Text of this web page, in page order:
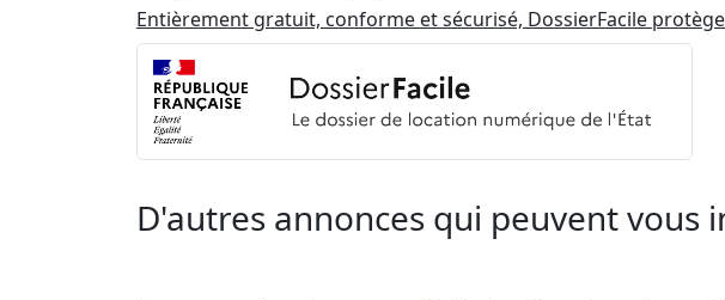
Entièrement gratuit, conforme et sécurisé, DossierFacile
D'autres annonces qui peuvent vous